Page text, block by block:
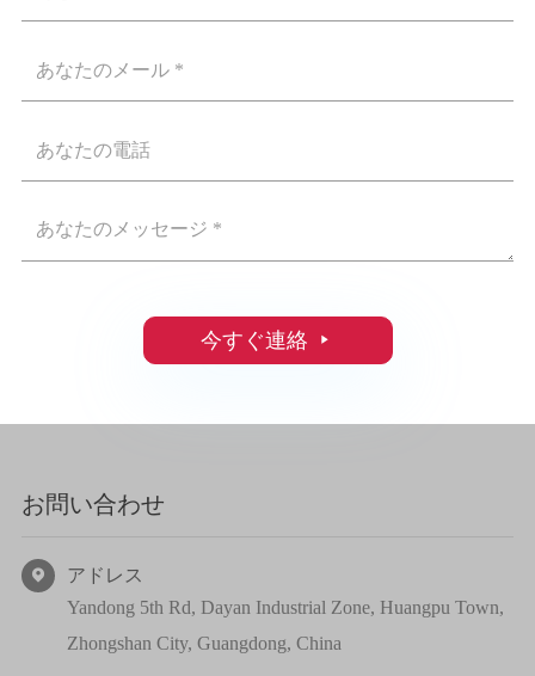
今すぐ連絡 
お問い合わせ

アドレス
Yandong 5th Rd, Dayan Industrial Zone, Huangpu Town,
Zhongshan City, Guangdong, China